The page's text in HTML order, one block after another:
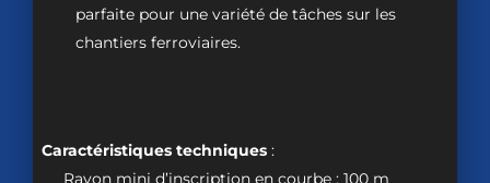
parfaite pour une variété de tâches sur les
chantiers ferroviaires.
Caractéristiques techniques:
Rayon mini d’inscription en courbe : 100 m